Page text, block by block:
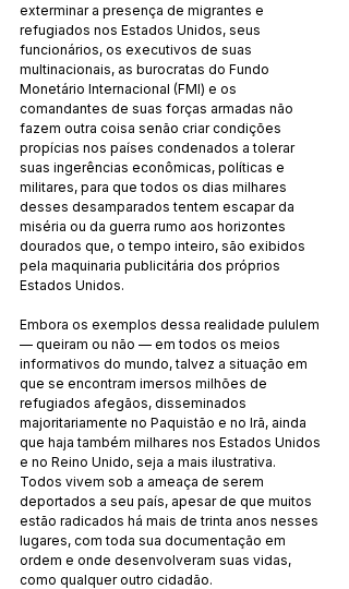
exterminar a presença de migrantes e
refugiados nos Estados Unidos, seus
funcionários, os executivos de suas
multinacionais, as burocratas do Fundo
Monetário Internacional (FMI) e os
comandantes de suas forças armadas não
fazem outra coisa senão criar condições
propícias nos países condenados a tolerar
suas ingerências econômicas, políticas e
militares, para que todos os dias milhares
desses desamparados tentem escapar da
miséria ou da guerra rumo aos horizontes
dourados que, o tempo inteiro, são exibidos
pela maquinaria publicitária dos próprios
Estados Unidos.
Embora os exemplos dessa realidade pululem
— queiram ou não — em todos os meios
informativos do mundo, talvez a situação em
que se encontram imersos milhões de
refugiados afegãos, disseminados
majoritariamente no Paquistão e no Irã, ainda
que haja também milhares nos Estados Unidos
e no Reino Unido, seja a mais ilustrativa.
Todos vivem sob a ameaça de serem
deportados a seu país, apesar de que muitos
estão radicados há mais de trinta anos nesses
lugares, com toda sua documentação em
ordem e onde desenvolveram suas vidas,
como qualquer outro cidadão.